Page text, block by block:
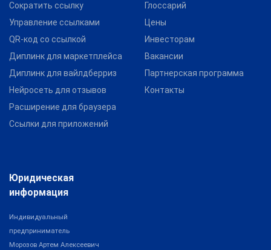
Сократить ссылку
Управление ссылками
QR-код со ссылкой
Диплинк для маркетплейса
Диплинк для вайлдберриз
Нейросеть для отзывов
Расширение для браузера
Ссылки для приложений
Глоссарий
Цены
Инвесторам
Вакансии
Партнерская программа
Контакты
Юридическая
информация
Индивидуальный
предприниматель
Морозов Артем Алексеевич